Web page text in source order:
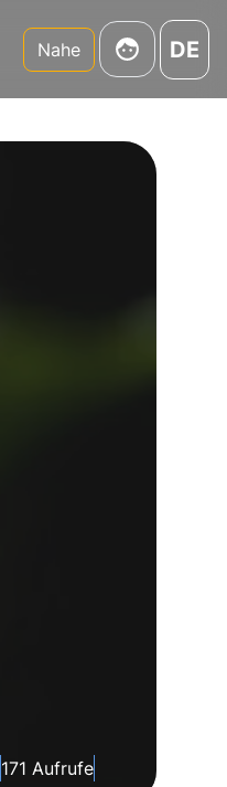
Nahe DE
171 Aufrufe